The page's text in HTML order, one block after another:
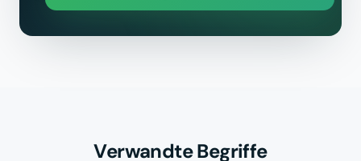
Verwandte Begriffe